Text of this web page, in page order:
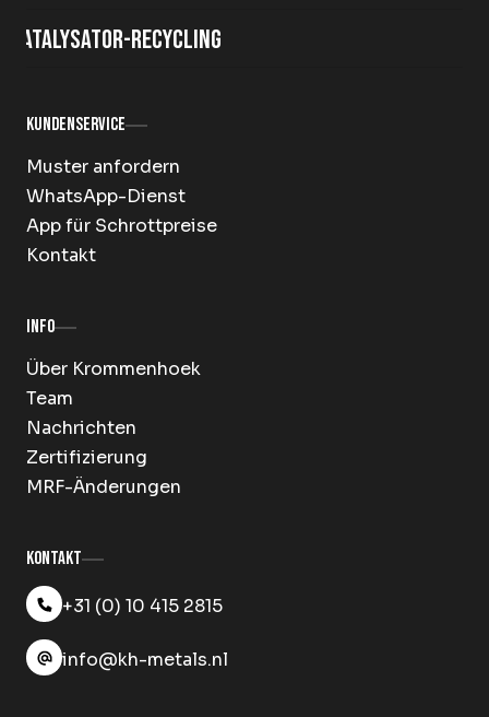
Katalysator-Recycling
Kundenservice
Muster anfordern
WhatsApp-Dienst
App für Schrottpreise
Kontakt
Info
Über Krommenhoek
Team
Nachrichten
Zertifizierung
MRF-Änderungen
Kontakt
+31 (0) 10 415 2815
info@kh-metals.nl